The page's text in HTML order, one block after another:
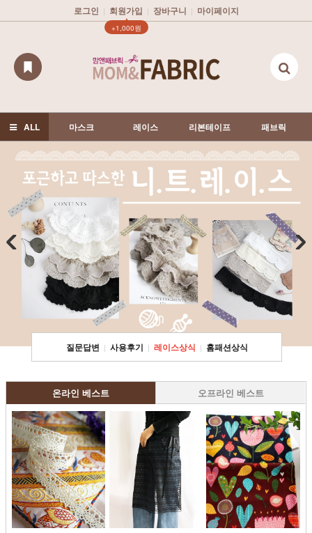
로그인 | 회원가입 |
▲
+1,000원
장바구니 | 마이페이지
ALL 마스크 레이스 리본테이프 패브릭
질문답변 | 사용후기 | 레이스상식 | 홈패션상식
온라인 베스트 오프라인 베스트